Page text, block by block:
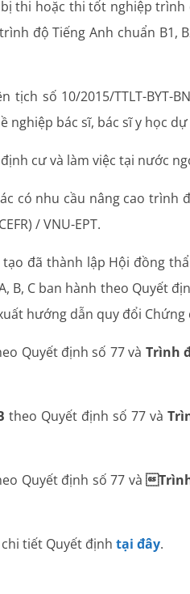
thi hoặc thi tốt nghiệp
độ Tiếng Anh chuẩn B1,
tịch số 10/2015/TTLT-BYT-
nghiệp bác sĩ, bác sĩ y học
cư và làm việc tại nước
có nhu cầu nâng cao trình
/ VNU-EPT.
tạo đã thành lập Hội đồng
B, C ban hành theo Quyết
hướng dẫn quy đổi
Quyết định số 77 và Trình
theo Quyết định số 77 và
Quyết định số 77 và Trình
tiết Quyết định tại đây.